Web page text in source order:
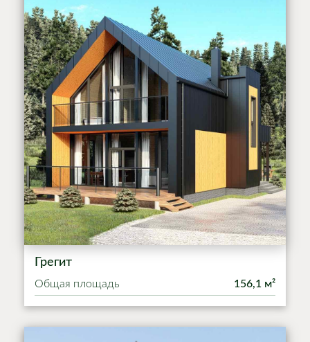
Грегит
Общая площадь 156,1 м²